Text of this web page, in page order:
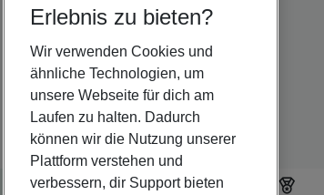
Erlebnis zu bieten?
Wir verwenden Cookies und
ähnliche Technologien, um
unsere Webseite für dich am
Laufen zu halten. Dadurch
können wir die Nutzung unserer
Plattform verstehen und
verbessern, dir Support bieten